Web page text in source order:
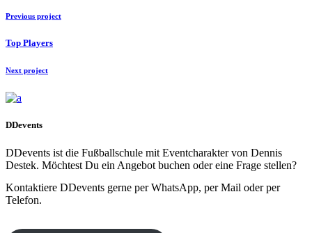
Previous project
Top Players
Next project
DDevents
DDevents ist die Fußballschule mit Eventcharakter von Dennis
Destek. Möchtest Du ein Angebot buchen oder eine Frage stellen?
Kontaktiere DDevents gerne per WhatsApp, per Mail oder per
Telefon.